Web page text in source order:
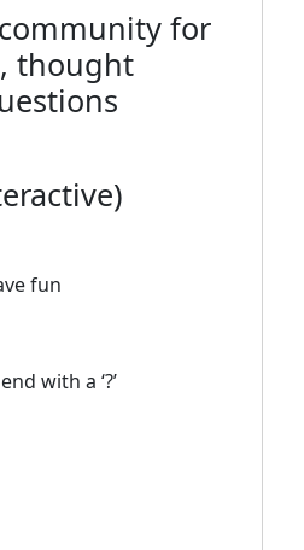
for
thought
fun
with a ‘?’